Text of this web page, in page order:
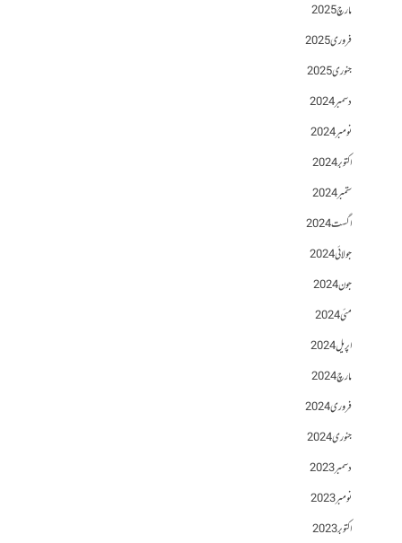
مارچ 2025
فروری 2025
جنوری 2025
دسمبر 2024
نومبر 2024
اکتوبر 2024
ستمبر 2024
اگست 2024
جولائی 2024
جون 2024
مئی 2024
اپریل 2024
مارچ 2024
فروری 2024
جنوری 2024
دسمبر 2023
نومبر 2023
اکتوبر 2023